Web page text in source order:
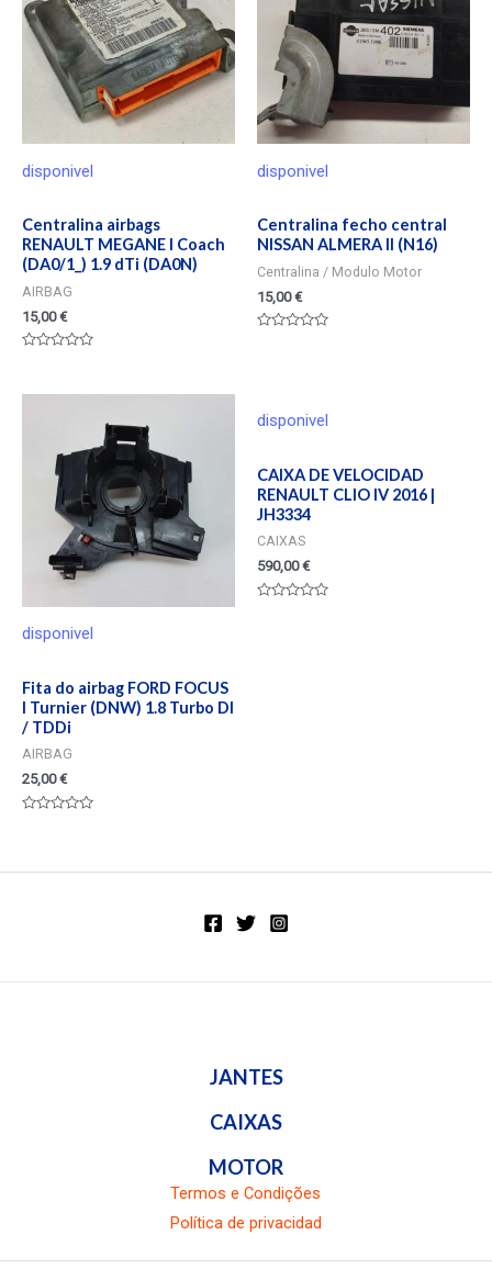
disponivel
Centralina airbags
RENAULT MEGANE I Coach
(DA0/1_) 1.9 dTi (DA0N)
AIRBAG
15,00€
disponivel
Centralina fecho central
NISSAN ALMERA II (N16)
Centralina / Modulo Motor
15,00€
disponivel
Fita do airbag FORD FOCUS
I Turnier (DNW) 1.8 Turbo DI
/ TDDi
AIRBAG
25,00€
5
disponivel
CAIXA DE VELOCIDAD
RENAULT CLIO IV 2016 |
JH3334
CAIXAS
590,00€
JANTES
CAIXAS
MOTOR
Termos e Condições
Política de privacidad